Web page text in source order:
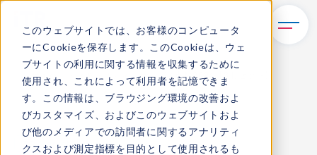
このウェブサイトでは、お客様のコンピュータ
ーにCookieを保存します。このCookieは、ウェ
ブサイトの利用に関する情報を収集するために
使用され、これによって利用者を記憶できま
す。この情報は、ブラウジング環境の改善およ
びカスタマイズ、およびこのウェブサイトおよ
び他のメディアでの訪問者に関するアナリティ
クスおよび測定指標を目的として使用されるも
TOP
レポート・ライブラリ
サイバー・セキュリティ・サービス市場2024【3冊セット】
ITR Market Viewセット